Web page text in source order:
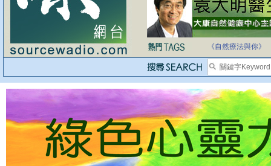
自家教育合法化-
《自然療法與你》